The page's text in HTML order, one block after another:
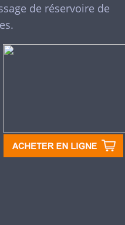
de réservoire de